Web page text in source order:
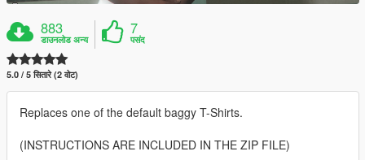
883
डाउनलोड अन्य
7
पसंद
5.0 / 5 सितारे (2 वोट)
Replaces one of the default baggy T-Shirts.
(INSTRUCTIONS ARE INCLUDED IN THE ZIP FILE)